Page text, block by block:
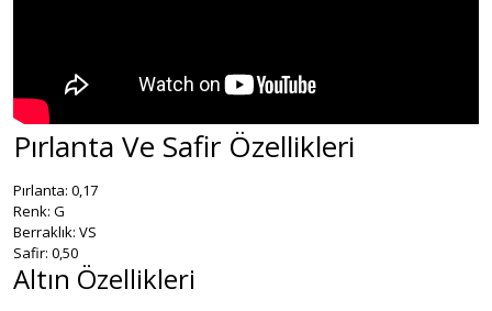
Pırlanta Ve Safir Özellikleri
Pırlanta: 0,17
Renk: G
Berraklık: VS
Safir: 0,50
Altın Özellikleri